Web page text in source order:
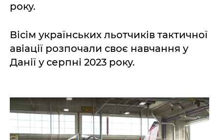
року.
Вісім українських льотчиків тактичної
авіації розпочали своє навчання у
Данії у серпні 2023 року.